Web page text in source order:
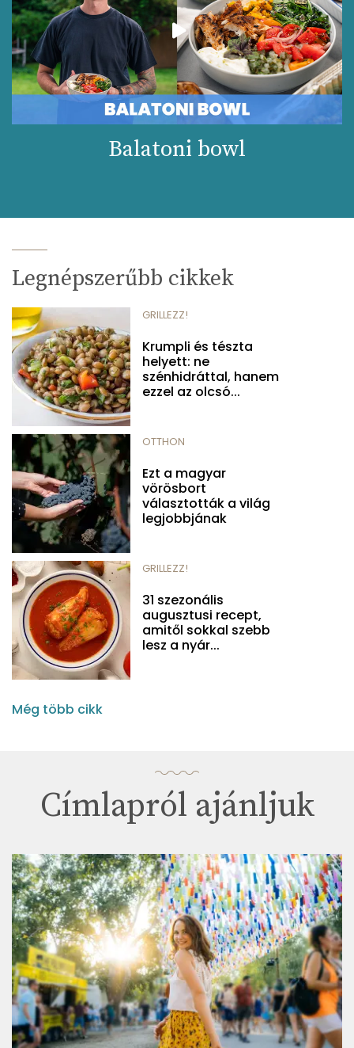
Balatoni bowl
Legnépszerűbb cikkek
GRILLEZZ!
Krumpli és tészta
helyett: ne
szénhidráttal, hanem
ezzel az olcsó...
OTTHON
Ezt a magyar
vörösbort
választották a világ
legjobbjának
GRILLEZZ!
31 szezonális
augusztusi recept,
amitől sokkal szebb
lesz a nyár...
Még több cikk
Címlapról ajánljuk